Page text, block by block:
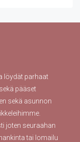
löydät parhaat
pääset
sekä asunnon
joten seuraahan
tai lomailu